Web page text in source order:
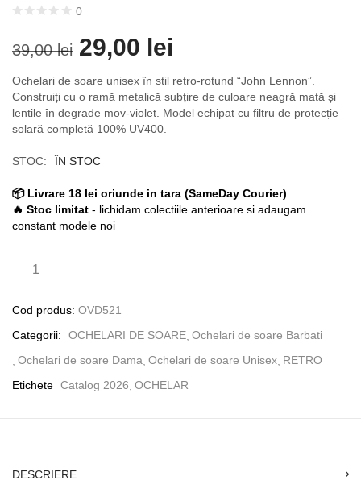
0
39,00lei 29,00 lei
Ochelari de soare unisex în stil retro-rotund “John Lennon”.
Construiți cu o ramă metalică subțire de culoare neagră mată și
lentile în degrade mov-violet. Model echipat cu filtru de protecție
solară completă 100% UV400.
STOC: ÎN STOC
📦 Livrare 18 lei oriunde in tara (SameDay Courier)
🔥 Stoc limitat - lichidam colectiile anterioare si adaugam
constant modele noi
Cod produs: OVD521
Categorii:
OCHELARI DE SOARE Ochelari de soare Barbati
Ochelari de soare Dama Ochelari de soare Unisex RETRO
Etichete Catalog 2026 OCHELAR
DESCRIERE